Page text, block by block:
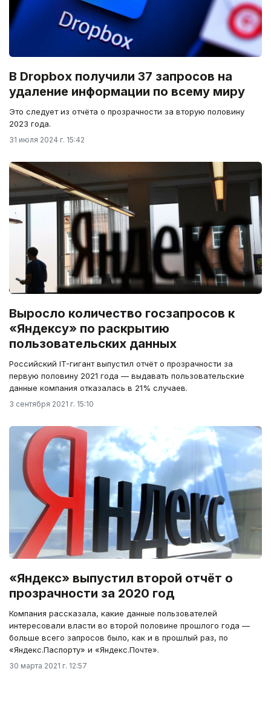
В Dropbox получили 37 запросов на
удаление информации по всему миру
Это следует из отчёта о прозрачности за вторую половину
2023 года.
31 июля 2024 г. 15:42
Выросло количество госзапросов к
«Яндексу» по раскрытию
пользовательских данных
Российский IT-гигант выпустил отчёт о прозрачности за
первую половину 2021 года — выдавать пользовательские
данные компания отказалась в 21% случаев.
3 сентября 2021 г. 15:10
«Яндекс» выпустил второй отчёт о
прозрачности за 2020 год
Компания рассказала, какие данные пользователей
интересовали власти во второй половине прошлого года —
больше всего запросов было, как и в прошлый раз, по
«Яндекс.Паспорту» и «Яндекс.Почте».
30 марта 2021 г. 12:57